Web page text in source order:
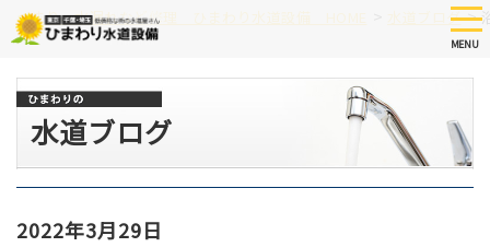
Skip
to
content
MENU
つまり、水漏れなど修理 ひまわり水道設備 HOME 水道ブログ>
水道ブログ
2022年3月29日